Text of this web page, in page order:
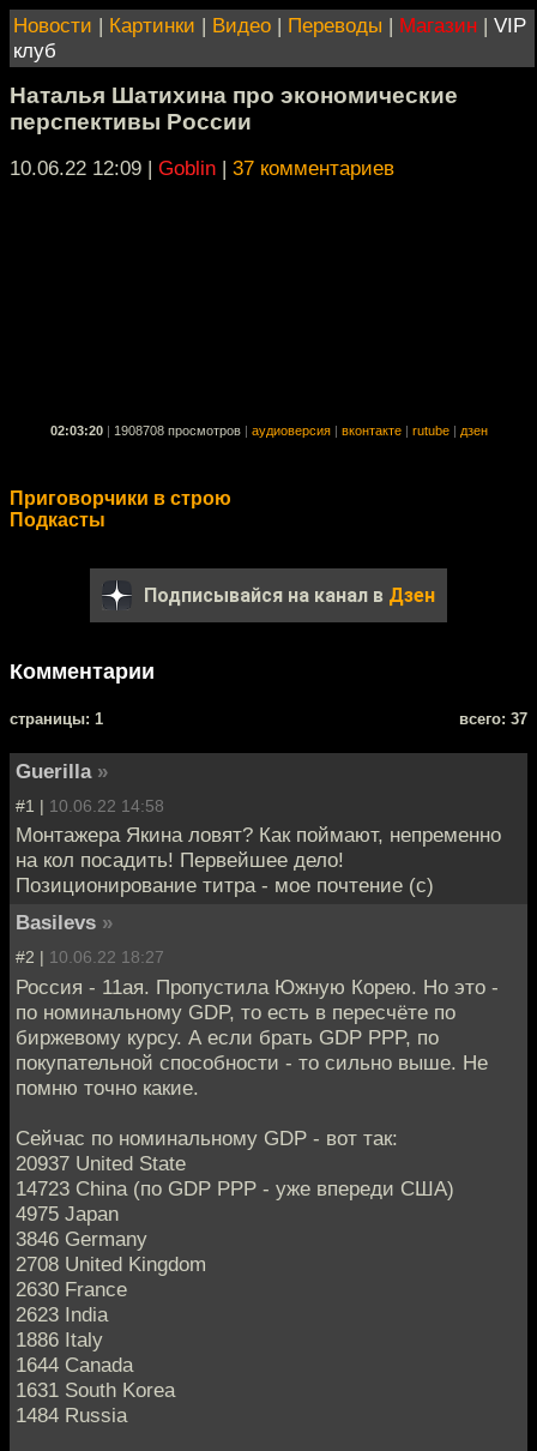
Новости | Картинки | Видео | Переводы | Магазин | VIP
клуб
Наталья Шатихина про экономические
перспективы России
10.06.22 12:09 | Goblin | 37 комментариев
02:03:20 1908708 просмотров аудиоверсия вконтакте rutube дзен
Приговорчики в строю
Подкасты
Подписывайся на канал в Дзен
Комментарии
cтраницы: 1 всего: 37
Guerilla »
#1 | 10.06.22 14:58
Монтажера Якина ловят? Как поймают, непременно
на кол посадить! Первейшее дело!
Позиционирование титра - мое почтение (с)
Basilevs »
#2 | 10.06.22 18:27
Россия - 11ая. Пропустила Южную Корею. Но это -
по номинальному GDP, то есть в пересчёте по
биржевому курсу. А если брать GDP PPP, по
покупательной способности - то сильно выше. Не
помню точно какие.
Сейчас по номинальному GDP - вот так:
20937 United State
14723 China (по GDP PPP - уже впереди США)
4975 Japan
3846 Germany
2708 United Kingdom
2630 France
2623 India
1886 Italy
1644 Canada
1631 South Korea
1484 Russia